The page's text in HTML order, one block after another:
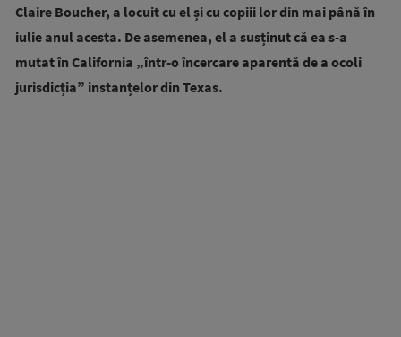
Claire Boucher, a locuit cu el și cu copiii lor din mai până în
iulie anul acesta. De asemenea, el a susținut că ea s-a
mutat în California „într-o încercare aparentă de a ocoli
jurisdicția” instanțelor din Texas.